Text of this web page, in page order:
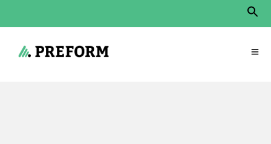
Search Button